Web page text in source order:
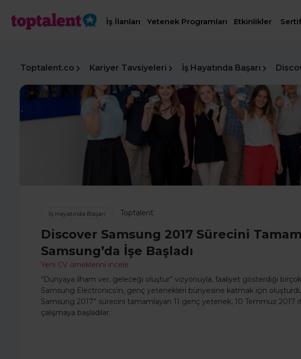
İş İlanları Yetenek Programları Etkinlikler
Toptalent.co Kariyer Tavsiyeleri İş Hayatında Başarı
İş Hayatında Başarı Toptalent
Discover Samsung 2017 Sürecini
Samsung’da İşe Başladı
Yeni CV örneklerini incele
“Dünyaya ilham ver, geleceği oluştur” vizyonuyla, faaliyet gösterdiği
Samsung Electronics’in, genç yetenekleri bünyesine katmak için
Samsung 2017” sürecini tamamlayan 11 genç yetenek, 10 Temmuz 2017
çalışmaya başladılar.